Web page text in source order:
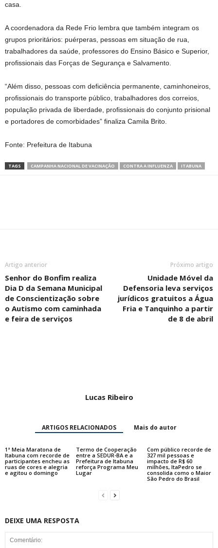
casa.
A coordenadora da Rede Frio lembra que também integram os
grupos prioritários: puérperas, pessoas em situação de rua,
trabalhadores da saúde, professores do Ensino Básico e Superior,
profissionais das Forças de Segurança e Salvamento.
“Além disso, pessoas com deficiência permanente, caminhoneiros,
profissionais do transporte público, trabalhadores dos correios,
população privada de liberdade, profissionais do conjunto prisional
e portadores de comorbidades” finaliza Camila Brito.
Fonte: Prefeitura de Itabuna
TAGS CAMPANHA NACIONAL DE VACINAÇÃO CONTRA A INFLUENZA ITABUNA
Artigo anterior
Senhor do Bonfim realiza
Dia D da Semana Municipal
de Conscientização sobre
o Autismo com caminhada
e feira de serviços
Próximo artigo
Unidade Móvel da
Defensoria leva serviços
jurídicos gratuitos a Água
Fria e Tanquinho a partir
de 8 de abril
Lucas Ribeiro
ARTIGOS RELACIONADOS Mais do autor
1ª Meia Maratona de
Itabuna com recorde de
participantes encheu as
ruas de cores e alegria
e agitou o domingo
Termo de Cooperação
entre a SEDUR-BA e a
Prefeitura de Itabuna
reforça Programa Meu
Lugar
Com público recorde de
327 mil pessoas e
impacto de R$ 60
milhões, ItaPedro se
consolida como o Maior
São Pedro do Brasil
DEIXE UMA RESPOSTA